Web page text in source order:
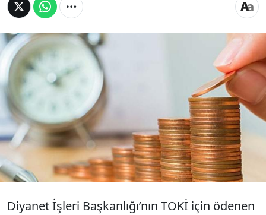
AKP iktidarı döneminde bütçeden iç ve dış
borçlar için toplam 932 milyar lira faiz
ödemesi yapıldı. Devlet, 2019 yılında ayda
ortalama 8.3 milyar lira, günde 247 milyon
lira faiz ödedi.
Diyanet İşleri Başkanlığı’nın TOKİ için ödenen